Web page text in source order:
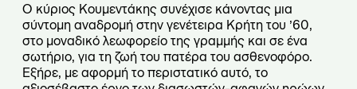
Ο κύριος Κουμεντάκης συνέχισε κάνοντας μια
σύντομη αναδρομή στην γενέτειρα Κρήτη του ’60,
στο μοναδικό λεωφορείο της γραμμής και σε ένα
σωτήριο, για τη ζωή του πατέρα του ασθενοφόρο.
Εξήρε, με αφορμή το περιστατικό αυτό, το